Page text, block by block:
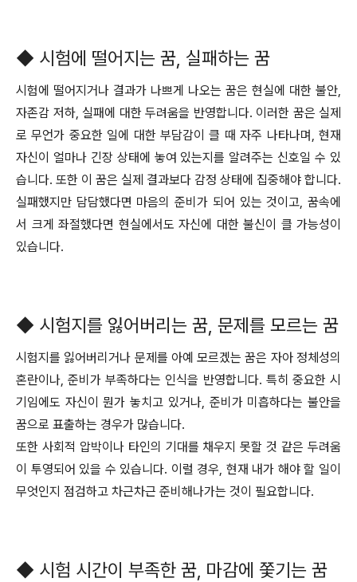
◆ 시험에 떨어지는 꿈, 실패하는 꿈
시험에 떨어지거나 결과가 나쁘게 나오는 꿈은 현실에 대한 불안,
자존감 저하, 실패에 대한 두려움을 반영합니다. 이러한 꿈은 실제
로 무언가 중요한 일에 대한 부담감이 클 때 자주 나타나며, 현재
자신이 얼마나 긴장 상태에 놓여 있는지를 알려주는 신호일 수 있
습니다. 또한 이 꿈은 실제 결과보다 감정 상태에 집중해야 합니다.
실패했지만 담담했다면 마음의 준비가 되어 있는 것이고, 꿈속에
서 크게 좌절했다면 현실에서도 자신에 대한 불신이 클 가능성이
있습니다.
◆ 시험지를 잃어버리는 꿈, 문제를 모르는 꿈
시험지를 잃어버리거나 문제를 아예 모르겠는 꿈은 자아 정체성의
혼란이나, 준비가 부족하다는 인식을 반영합니다. 특히 중요한 시
기임에도 자신이 뭔가 놓치고 있거나, 준비가 미흡하다는 불안을
꿈으로 표출하는 경우가 많습니다.
또한 사회적 압박이나 타인의 기대를 채우지 못할 것 같은 두려움
이 투영되어 있을 수 있습니다. 이럴 경우, 현재 내가 해야 할 일이
무엇인지 점검하고 차근차근 준비해나가는 것이 필요합니다.
◆ 시험 시간이 부족한 꿈, 마감에 쫓기는 꿈